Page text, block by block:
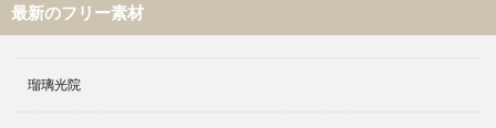
最新のフリー素材
瑠璃光院